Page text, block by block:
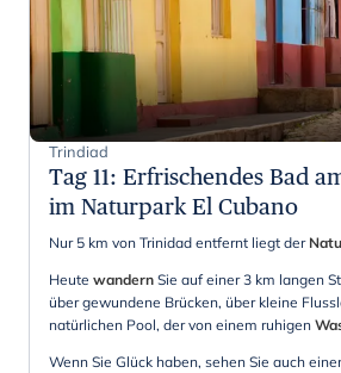
Trindiad
Tag 11: Erfrischendes Bad
im Naturpark El Cubano
Nur 5 km von Trinidad entfernt liegt der
Heute wandern Sie auf einer 3 km langen
über gewundene Brücken, über kleine
natürlichen Pool, der von einem ruhigen
Wenn Sie Glück haben, sehen Sie auch